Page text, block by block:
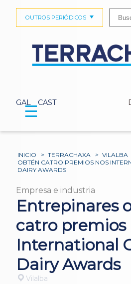
GAL CAST
OUTROS PERIÓDICOS
☰
INICIO > TERRACHAXA > VILALBA
OBTÉN CATRO PREMIOS NOS
DAIRY AWARDS
Empresa e industria
Entrepinares
catro premios
International
Dairy Awards
Vilalba